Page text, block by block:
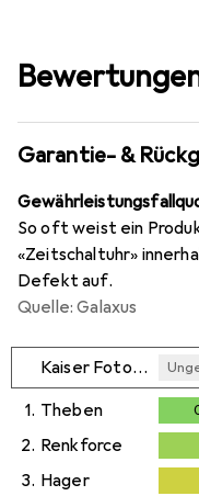
Garantie- &
So oft weist ein
«Zeitschaltuhr»
Defekt auf.
Quelle: Galaxus
Kaiser Fototechnik
1. Theben
2. Renkforce
3. Hager